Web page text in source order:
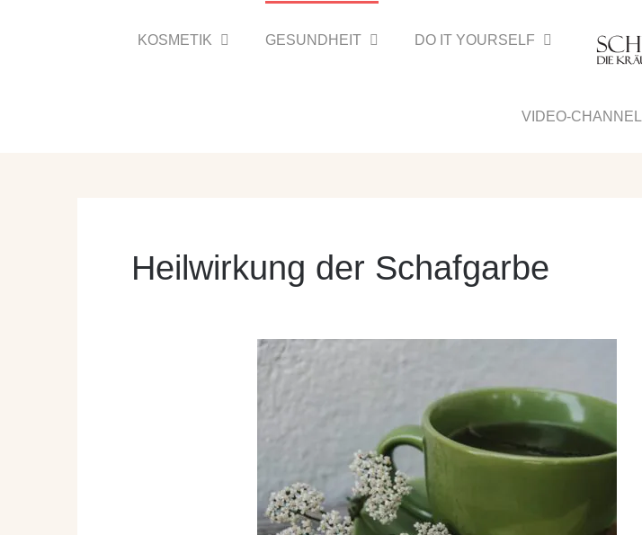
KOSMETIK GESUNDHEIT DO IT YOURSELF
VIDEO-CHANNEL
Heilwirkung der Schafgarbe